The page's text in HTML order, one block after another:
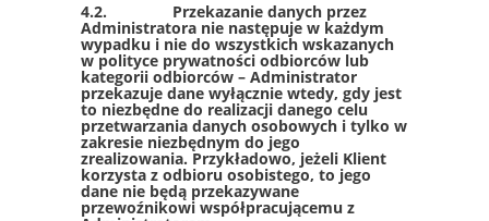
4.2. Przekazanie danych przez
Administratora nie następuje w każdym
wypadku i nie do wszystkich wskazanych
w polityce prywatności odbiorców lub
kategorii odbiorców – Administrator
przekazuje dane wyłącznie wtedy, gdy jest
to niezbędne do realizacji danego celu
przetwarzania danych osobowych i tylko w
zakresie niezbędnym do jego
zrealizowania. Przykładowo, jeżeli Klient
korzysta z odbioru osobistego, to jego
dane nie będą przekazywane
przewoźnikowi współpracującemu z